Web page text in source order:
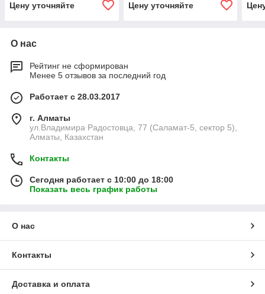
Цену уточняйте
Цену уточняйте
О нас
Рейтинг не сформирован
Менее 5 отзывов за последний год
Работает с 28.03.2017
г. Алматы
ул.Владимира Радостовца, 77 (Саламат-5, сектор 5),
Алматы, Казахстан
Контакты
Сегодня работает с 10:00 до 18:00
Показать весь график работы
О нас
Контакты
Доставка и оплата